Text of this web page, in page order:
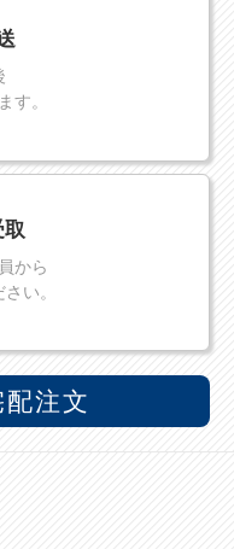
す。
から
い。
注文